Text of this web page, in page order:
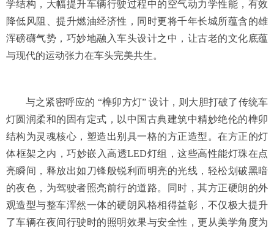
学结构，大幅提升车辆行驶过程中的空气动力学性能，有效
降低风阻、提升燃油经济性，同时更将千年长城所蕴含的雄
浑磅礴气势，巧妙地融入车头设计之中，让古老的文化底蕴
与现代的运动张力在车头完美共生。
与之紧密呼应的 “榫卯方灯” 设计，则大胆打破了传统车
灯圆润柔和的固有定式，以中国古典建筑中精妙绝伦的榫卯
结构为灵魂核心，塑造出别具一格的方正造型。在方正的灯
体框架之内，巧妙嵌入高透LED灯组，这些高性能灯珠在点
亮瞬间，释放出如刀锋般锐利而明亮的光线，轻松划破黑暗
的夜色，为驾驶者照亮前行的道路。同时，其方正硬朗的外
观造型与整车浑然一体的硬朗风格相得益彰，不仅极大提升
了车辆在夜间行驶时的照明效果与安全性，更从美学角度为